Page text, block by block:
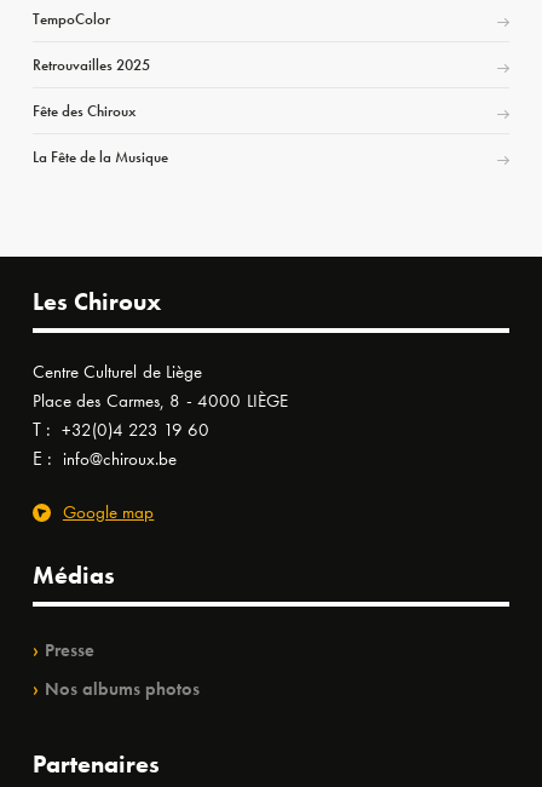
TempoColor
Retrouvailles 2025
Fête des Chiroux
La Fête de la Musique
Les Chiroux
Centre Culturel de Liège
Place des Carmes, 8 - 4000 LIÈGE
T : +32(0)4 223 19 60
E : info@chiroux.be
Google map
Médias
Presse
Nos albums photos
Partenaires